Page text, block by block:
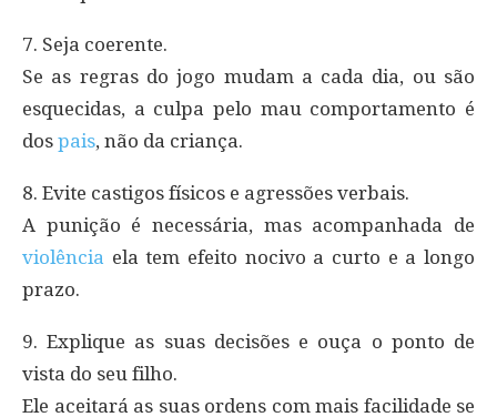
7. Seja coerente.
Se as regras do jogo mudam a cada dia, ou são
esquecidas, a culpa pelo mau comportamento é
dos pais, não da criança.
8. Evite castigos físicos e agressões verbais.
A punição é necessária, mas acompanhada de
violência ela tem efeito nocivo a curto e a longo
prazo.
9. Explique as suas decisões e ouça o ponto de
vista do seu filho.
Ele aceitará as suas ordens com mais facilidade se